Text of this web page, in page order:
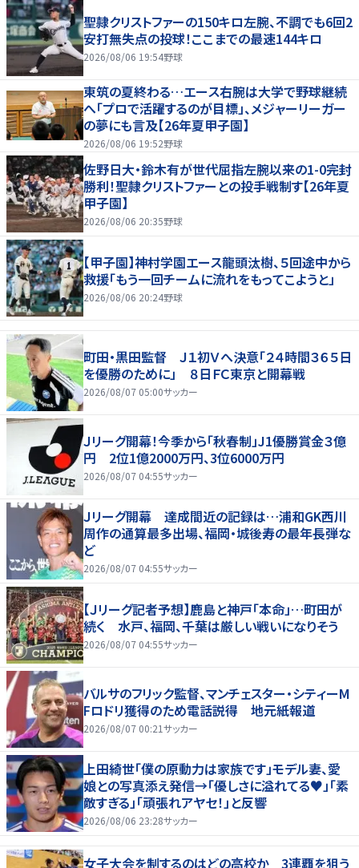
聖隷クリストファーの150キロ左腕、不調でも6回2
安打無失点の投球！ここまでの最速144キロ
2026/08/06 19:54野球
東筑の夏終わる…エース右腕は大学で野球継続
へ「プロで活躍するのが目標」、メジャーリーガー
の夢にも言及【26年夏甲子園】
2026/08/06 19:52野球
佐野日大・鈴木有が世代屈指左腕以来の1-0完封
勝利！聖隷クリストファーとの投手戦制す【26年夏
甲子園】
2026/08/06 20:35野球
【甲子園】神村学園エース龍頭汰樹、５回途中から
救援「もう一回チームに流れをもってこようと」
2026/08/06 20:24野球
町田・黒田監督 Ｊ１初Ｖへ決意「２４時間３６５日
を優勝のために」 ８日ＦＣ東京と開幕戦
2026/08/07 05:00サッカー
Ｊリーグ開幕！今季から「秋春制」J1優勝賞金３億
円 2位1億2000万円、3位6000万円
2026/08/07 04:55サッカー
Ｊリーグ開幕 達成間近の記録は…浦和GK西川
周作の通算最多出場、福岡・城後寿の最年長弾な
ど
2026/08/07 04:55サッカー
【Ｊリーグ記者予想】鹿島と神戸「本命」…町田が
続く 水戸、福岡、千葉は厳しい戦いになりそう
2026/08/07 04:55サッカー
バルサのフリック監督、マンチェスター・シティーM
Fロドリ獲得のため電話説得 地元紙報道
2026/08/07 00:21サッカー
上田綺世「僕の原動力は家族です」モデル妻、愛
娘との写真添え発信→「優しさに溢れてる♥」「素
敵すぎる」「頑張れアヤセ！」と反響
2026/08/06 23:28サッカー
女子大会を制するのはどの高校か 3連覇を狙う